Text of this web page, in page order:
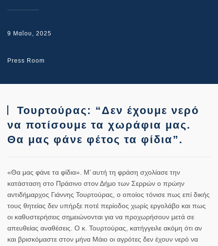
9 Μαΐου, 2025
Press Room
Τουρτούρας: “Δεν έχουμε νερό
να ποτίσουμε τα χωράφια μας.
Θα μας φάνε φέτος τα φίδια”.
«Θα μας φάνε τα φίδια». Μ’ αυτή τη φράση σχολίασε την
κατάσταση στο Πράσινο στον Δήμο των Σερρών ο πρώην
αντιδήμαρχος Γιάννης Τουρτούρας, ο οποίος τόνισε πως επί δικής
τους θητείας δεν υπήρξε ποτέ περίοδος χωρίς εργολάβο και πως
οι καθυστερήσεις σημειώνονται για να προχωρήσουν μετά σε
απευθείας αναθέσεις. Ο κ. Τουρτούρας, κατήγγειλε ακόμη ότι αν
και βρισκόμαστε στον μήνα Μάιο οι αγρότες δεν έχουν νερό να